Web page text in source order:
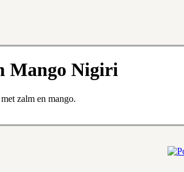
Mango Nigiri
zalm en mango.